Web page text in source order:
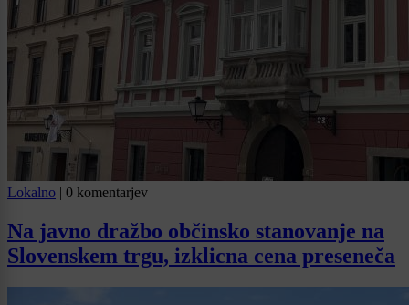
Lokalno | 0 komentarjev
Na javno dražbo občinsko stanovanje na
Slovenskem trgu, izklicna cena preseneča